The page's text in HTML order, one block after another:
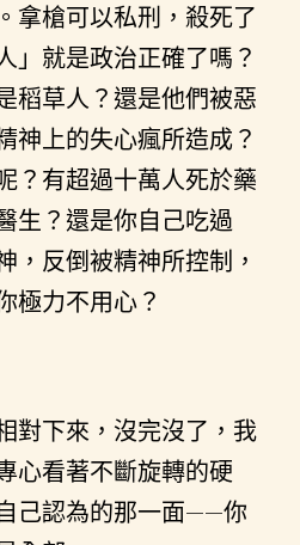
拿槍可以私刑，殺死了
」就是政治正確了嗎？
稻草人？還是他們被惡
神上的失心瘋所造成？
？有超過十萬人死於藥
生？還是你自己吃過
，反倒被精神所控制，
極力不用心？
對下來，沒完沒了，我
心看著不斷旋轉的硬
己認為的那一面——你